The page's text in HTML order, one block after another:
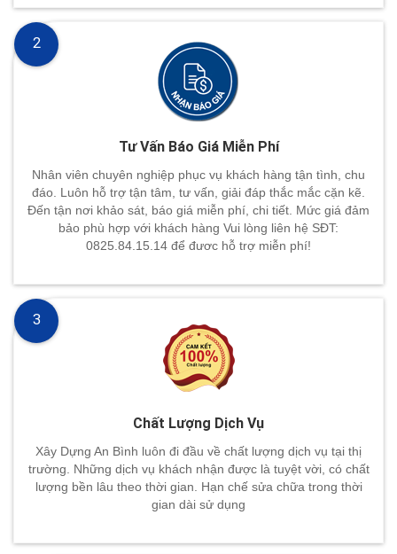
Tư Vấn Báo Giá Miễn Phí
Nhân viên chuyên nghiệp phục vụ khách hàng tận tình, chu
đáo. Luôn hỗ trợ tận tâm, tư vấn, giải đáp thắc mắc cặn kẽ.
Đến tận nơi khảo sát, báo giá miễn phí, chi tiết. Mức giá đảm
bảo phù hợp với khách hàng Vui lòng liên hệ SĐT:
0825.84.15.14 để đươc hỗ trợ miễn phí!
2
Chất Lượng Dịch Vụ
Xây Dựng An Bình luôn đi đầu về chất lượng dịch vụ tại thị
trường. Những dịch vụ khách nhận được là tuyệt vời, có chất
lượng bền lâu theo thời gian. Hạn chế sửa chữa trong thời
gian dài sử dụng
3